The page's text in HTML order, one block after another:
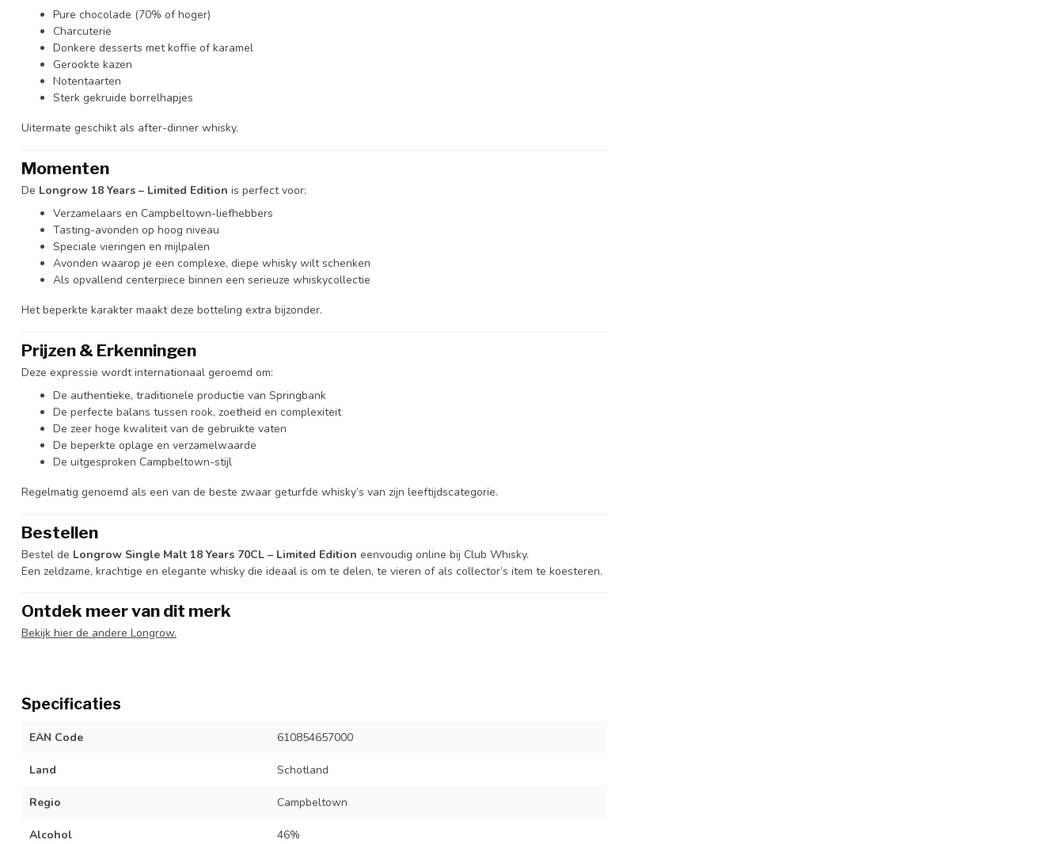
Pure chocolade (70% of hoger)
Charcuterie
Donkere desserts met koffie of karamel
Gerookte kazen
Notentaarten
Sterk gekruide borrelhapjes
Uitermate geschikt als after-dinner whisky.
Momenten
De Longrow 18 Years – Limited Edition is perfect voor:
Verzamelaars en Campbeltown-liefhebbers
Tasting-avonden op hoog niveau
Speciale vieringen en mijlpalen
Avonden waarop je een complexe, diepe whisky wilt schenken
Als opvallend centerpiece binnen een serieuze whiskycollectie
Het beperkte karakter maakt deze botteling extra bijzonder.
Prijzen & Erkenningen
Deze expressie wordt internationaal geroemd om:
De authentieke, traditionele productie van Springbank
De perfecte balans tussen rook, zoetheid en complexiteit
De zeer hoge kwaliteit van de gebruikte vaten
De beperkte oplage en verzamelwaarde
De uitgesproken Campbeltown-stijl
Regelmatig genoemd als een van de beste zwaar geturfde whisky’s van zijn leeftijdscategorie.
Bestellen
Bestel de Longrow Single Malt 18 Years 70CL – Limited Edition eenvoudig online bij Club Whisky.
Een zeldzame, krachtige en elegante whisky die ideaal is om te delen, te vieren of als collector’s item te koesteren.
Ontdek meer van dit merk
Bekijk hier de andere Longrow.
Specificaties
EAN Code 610854657000
Land Schotland
Regio Campbeltown
Alcohol 46%